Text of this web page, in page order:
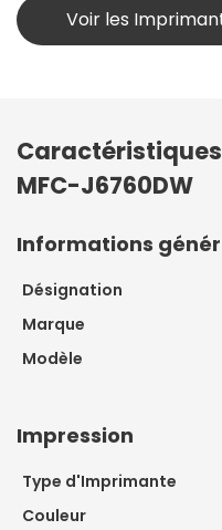
Voir les
MFC-J6760DW
Informations
Désignation
Marque
Modèle
Impression
Type d'Imprimante
Couleur